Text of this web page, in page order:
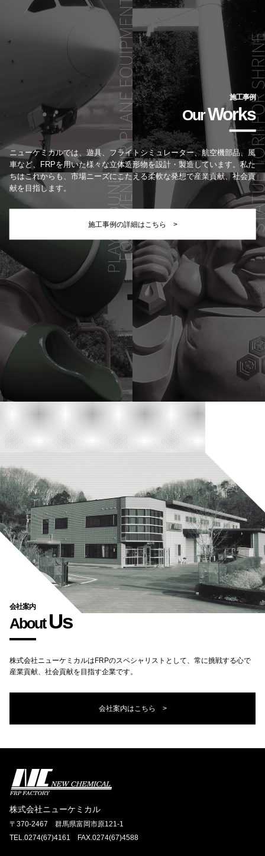
施工事例
OurWorks
ニューケミカルでは、遊具、フライトシミュレーター、航空機部品、風
車など、
FRPを用いた様々な立体造形物を設計・製造しています。私た
ちはこれからも、 市場ニーズにこたえる柔軟な発想で産業貢献、社会貢
献を目指します。
施工事例の詳細はこちら >
会社案内
AboutUs
株式会社ニューケミカルはFRPのスペシャリストとして、 常に挑戦する心で
産業貢献、社会貢献を目指す企業です。
会社案内はこちら >
株式会社ニューケミカル
〒370-2467 群馬県富岡市原121-1
TEL.0274(67)4161 FAX.0274(67)4588